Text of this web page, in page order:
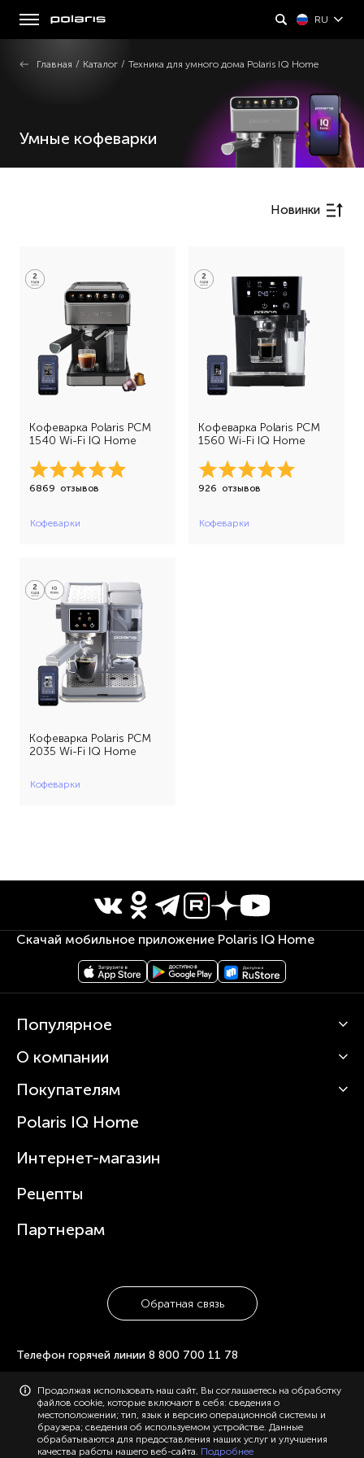
RU
Главная / Каталог / Техника для умного дома Polaris IQ Home
Умные кофеварки
Новинки
Кофеварка Polaris PCM
1540 Wi-Fi IQ Home
6869 отзывов
Кофеварки
Кофеварка Polaris PCM
1560 Wi-Fi IQ Home
926 отзывов
Кофеварки
Кофеварка Polaris PCM
2035 Wi-Fi IQ Home
Кофеварки
Скачай мобильное приложение Polaris IQ Home
Популярное
Кофемашины
Вертикальные пылесосы
Зубные щетки и ирригаторы
Увлажнители
Посуда
О компании
О Polaris
Статьи
Покупателям
Сервисные центры
Где купить
Polaris IQ Home
Интернет-магазин
Рецепты
Партнерам
Обратная связь
Телефон горячей линии 8 800 700 11 78
© 2006-2026 «Polaris». Все права защищены. Использование
материалов с сайта polaris.ru возможно только с разрешения
администрации, с указанием активной ссылки на сайт.
Конфиденциальность
Карта сайта
Продолжая использовать наш сайт, Вы соглашаетесь на обработку
файлов cookie, которые включают в себя: сведения о
местоположении; тип, язык и версию операционной системы и
браузера; сведения об используемом устройстве. Данные
обрабатываются для предоставления наших услуг и улучшения
качества работы нашего веб-сайта. Подробнее